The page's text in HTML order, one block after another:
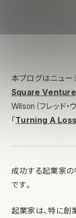
本ブログはニュー
Square
Wilson（フレッド・
「 Turning A
成功する起業家の
です。
起業家は、特に創